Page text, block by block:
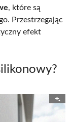
, które są
Przestrzegając
efekt